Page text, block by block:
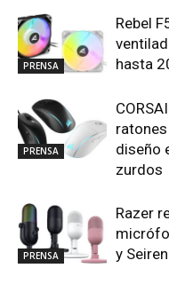
PRENSA
Rebel
hasta
PRENSA
ratones
diseño
zurdos
PRENSA
Razer
y